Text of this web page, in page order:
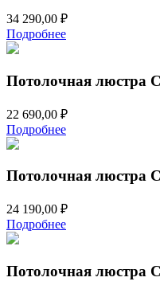
34 290,00 ₽
Подробнее
Потолочная люстра
22 690,00 ₽
Подробнее
Потолочная люстра
24 190,00 ₽
Подробнее
Потолочная люстра